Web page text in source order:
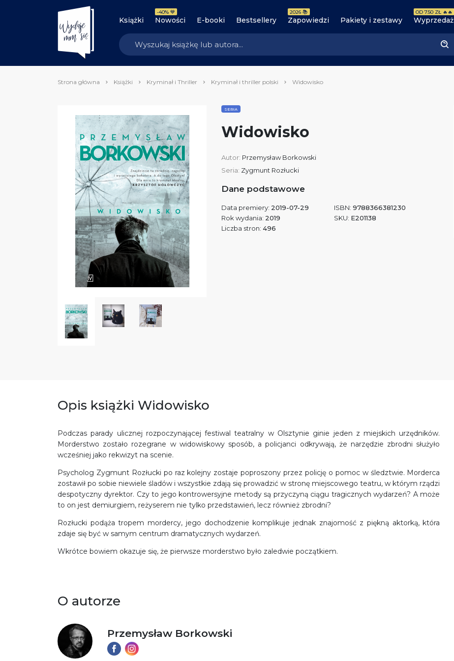
Książki Nowości
-40% 💙
E-booki Bestsellery Zapowiedzi
2026 📚
Pakiety i zestawy Wyprzedaż
OD 7.50 ZŁ 🔥🔥
Strona główna Książki Kryminał i Thriller Kryminał i thriller polski Widowisko
SERIA
Widowisko
Autor: Przemysław Borkowski
Seria: Zygmunt Rozłucki
Dane podstawowe
Data premiery: 2019-07-29
Rok wydania: 2019
Liczba stron: 496
ISBN: 9788366381230
SKU: E201138
Opis książki Widowisko
Podczas parady ulicznej rozpoczynającej festiwal teatralny w Olsztynie ginie jeden z miejskich urzędników.
Morderstwo zostało rozegrane w widowiskowy sposób, a policjanci odkrywają, że narzędzie zbrodni służyło
wcześniej jako rekwizyt na scenie.
Psycholog Zygmunt Rozłucki po raz kolejny zostaje poproszony przez policję o pomoc w śledztwie. Morderca
zostawił po sobie niewiele śladów i wszystkie zdają się prowadzić w stronę miejscowego teatru, w którym rządzi
despotyczny dyrektor. Czy to jego kontrowersyjne metody są przyczyną ciągu tragicznych wydarzeń? A może
to on jest demiurgiem, reżyserem nie tylko przedstawień, lecz również zbrodni?
Rozłucki podąża tropem mordercy, jego dochodzenie komplikuje jednak znajomość z piękną aktorką, która
zdaje się być w samym centrum dramatycznych wydarzeń.
Wkrótce bowiem okazuje się, że pierwsze morderstwo było zaledwie początkiem.
O autorze
Przemysław Borkowski